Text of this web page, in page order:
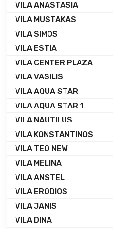
VILA ANASTASIA
VILA MUSTAKAS
VILA SIMOS
VILA ESTIA
VILA CENTER PLAZA
VILA VASILIS
VILA AQUA STAR
VILA AQUA STAR 1
VILA NAUTILUS
VILA KONSTANTINOS
VILA TEO NEW
VILA MELINA
VILA ANSTEL
VILA ERODIOS
VILA JANIS
VILA DINA